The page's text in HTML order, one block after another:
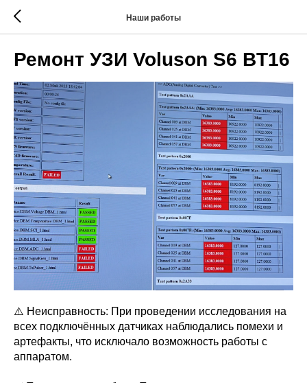
Наши работы
Ремонт УЗИ Voluson S6 BT16
⚠️ Неисправность: При проведении исследования на
всех подключённых датчиках наблюдались помехи и
артефакты, что исключало возможность работы с
аппаратом.